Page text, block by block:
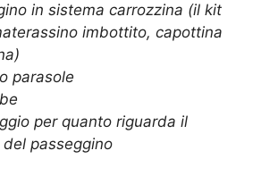
in sistema carrozzina (il kit
imbottito, capottina
parasole
per quanto riguarda il
passeggino